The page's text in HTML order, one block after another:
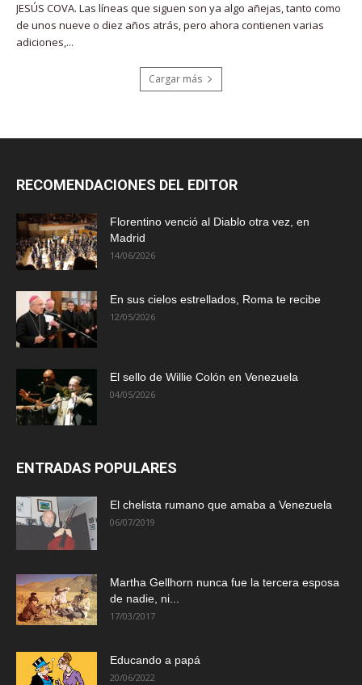
JESÚS COVA. Las líneas que siguen son ya algo añejas, tanto como
de unos nueve o diez años atrás, pero ahora contienen varias
adiciones,...
Cargar más
RECOMENDACIONES DEL EDITOR
Florentino venció al Diablo otra vez, en
Madrid
14/06/2026
En sus cielos estrellados, Roma te recibe
12/05/2026
El sello de Willie Colón en Venezuela
04/05/2026
ENTRADAS POPULARES
El chelista rumano que amaba a Venezuela
06/07/2019
Martha Gellhorn nunca fue la tercera esposa
de nadie, ni...
17/03/2017
Educando a papá
20/06/2022